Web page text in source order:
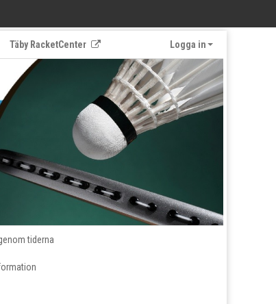
Täby RacketCenter Logga in
tiderna